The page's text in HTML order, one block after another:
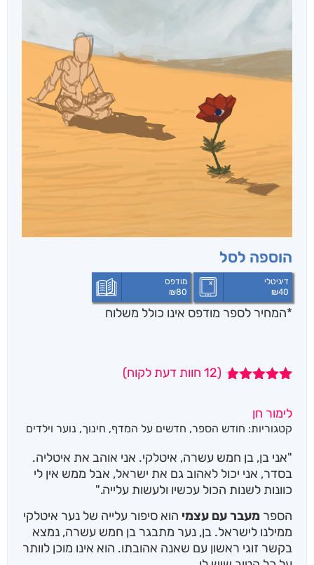
הוספה לסל
דיגיטלי
₪40
מודפס
₪80
*המחיר לספר מודפס אינו כולל משלוח
5 מבוסס על
דירוגים של
(
12 חוות דעת לקוח)
לימור חן
קטגוריות: חודש הספר, חדשים על המדף, חינוך, נוער וילדים
"אני בן, בן חמש עשרה, איטלקי. אני אוהב את איטליה.
בסדר, אני יכול לאהוב גם את ישראל, אבל ממש אין לי
כוונות לשנות הכול עכשיו ולעשות עלייה."
הספר מעבר עם עצמי הוא סיפור עלייה של נער איטלקי
ממילנו לישראל. בן, נער מתבגר בן חמש עשרה, נמצא
בקשר זוגי ראשון עם שאנה אהובתו. הוא אינו מוכן לוותר